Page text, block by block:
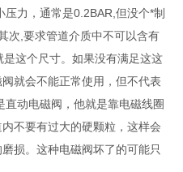
力，通常是0.2BAR,但没个*制
次,要求管道介质中不可以含有
这个尺寸。如果没有满足这这
就会不能正常使用，但不代表
动电磁阀，他就是靠电磁线圈
不要有过大的硬颗粒，这样会
损。这种电磁阀坏了的可能只